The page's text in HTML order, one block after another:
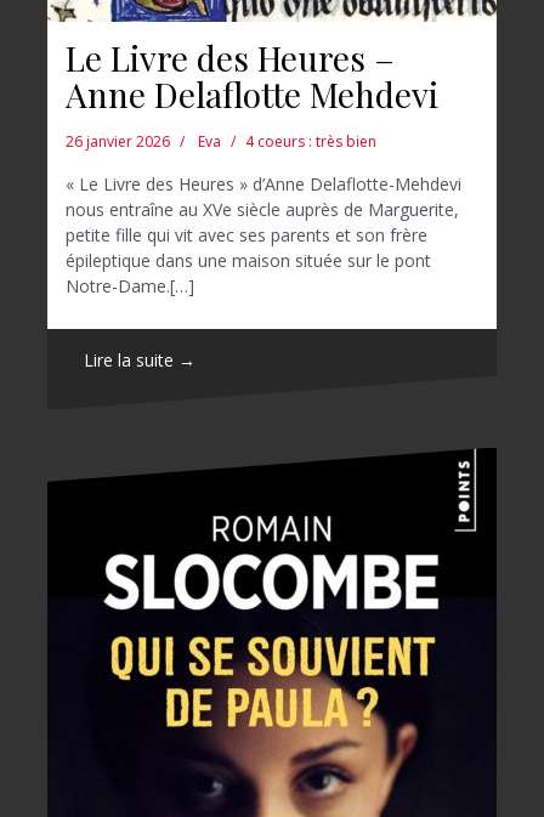
Le Livre des Heures –
Anne Delaflotte Mehdevi
26 janvier 2026 Eva 4 coeurs : très bien
« Le Livre des Heures » d’Anne Delaflotte-Mehdevi
nous entraîne au XVe siècle auprès de Marguerite,
petite fille qui vit avec ses parents et son frère
épileptique dans une maison située sur le pont
Notre-Dame.[…]
Lire la suite →